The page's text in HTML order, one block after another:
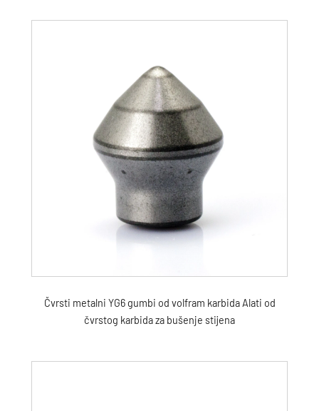
Čvrsti metalni YG6 gumbi od volfram karbida Alati od
čvrstog karbida za bušenje stijena